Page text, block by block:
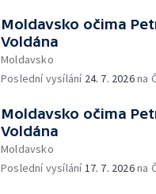
Moldavsko očima
Voldána
Moldavsko
Poslední vysílání 24. 7. 2026na
Moldavsko očima
Voldána
Moldavsko
Poslední vysílání17. 7. 2026na